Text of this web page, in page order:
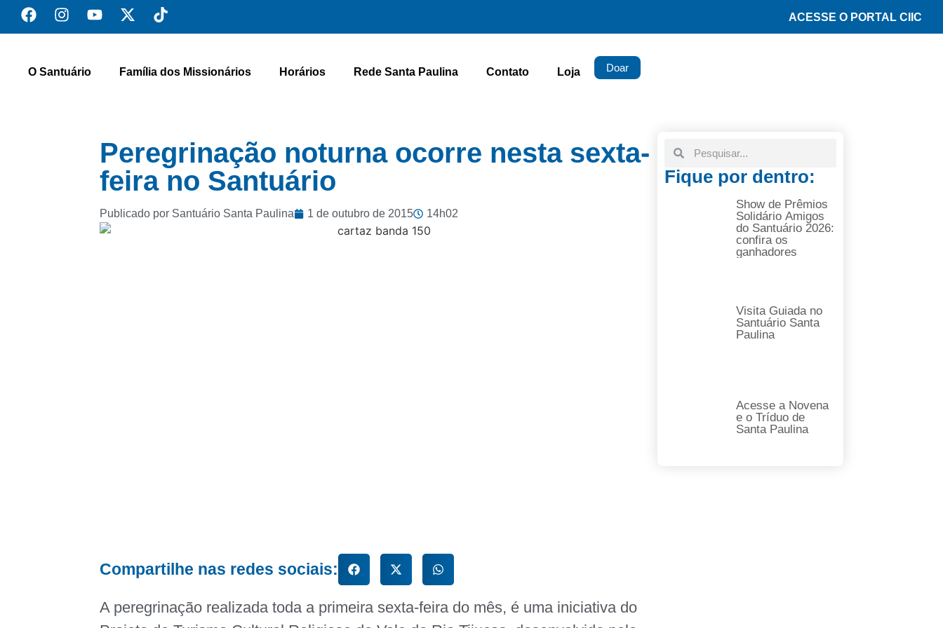
ACESSE O PORTAL CIIC
O Santuário Família dos Missionários Horários Rede Santa Paulina Contato Loja Doar
Peregrinação noturna ocorre nesta sexta-
feira no Santuário
Publicado por Santuário Santa Paulina 1 de outubro de 2015 14h02
Compartilhe nas redes sociais:
A peregrinação realizada toda a primeira sexta-feira do mês, é uma iniciativa do
Fique por dentro:
Show de Prêmios
Solidário Amigos
do Santuário 2026:
confira os
ganhadores
Visita Guiada no
Santuário Santa
Paulina
Acesse a Novena
e o Tríduo de
Santa Paulina